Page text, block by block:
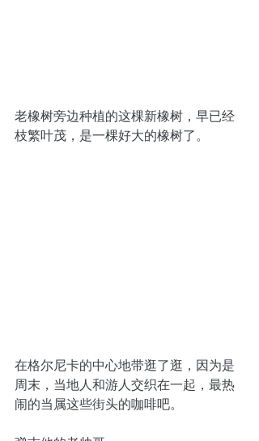
老橡树旁边种植的这棵新橡树，早已经
枝繁叶茂，是一棵好大的橡树了。
在格尔尼卡的中心地带逛了逛，因为是
周末，当地人和游人交织在一起，最热
闹的当属这些街头的咖啡吧。